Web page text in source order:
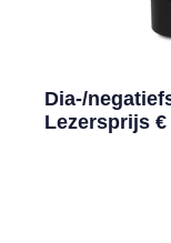
Dia-/
Lezersprijs €